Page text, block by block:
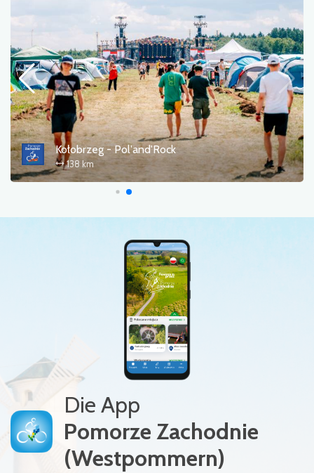
Alter Eisenbahnradweg (R15)
197 km
Die App
Pomorze Zachodnie
(Westpommern)